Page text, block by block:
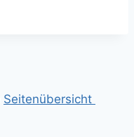
Seitenübersicht